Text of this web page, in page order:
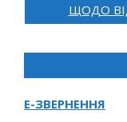
ЩОДО
Е-ЗВЕРНЕННЯ